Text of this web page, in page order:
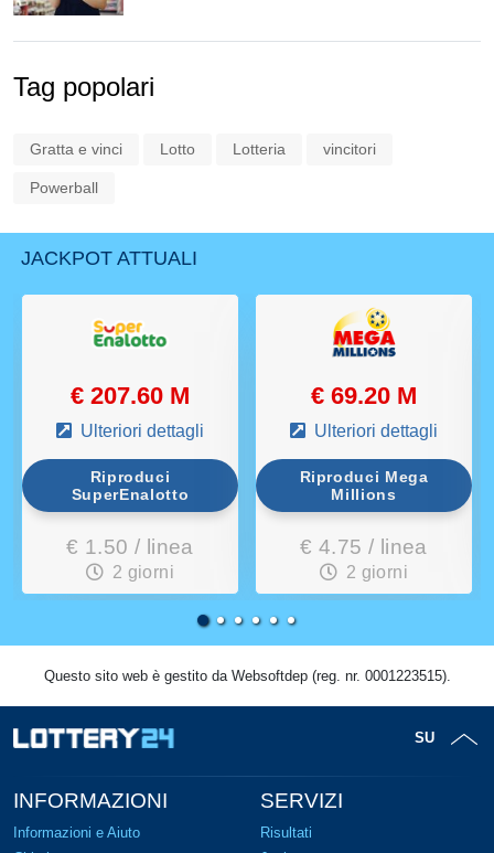
Tag popolari
Gratta e vinci Lotto Lotteria vincitori
Powerball
JACKPOT ATTUALI
€ 207.60 M
Ulteriori dettagli
Riproduci
SuperEnalotto
€ 1.50 / linea
2 giorni
€ 69.20 M
Ulteriori dettagli
Riproduci Mega
Millions
€ 4.75 / linea
2 giorni
Questo sito web è gestito da Websoftdep (reg. nr. 0001223515).
SU
INFORMAZIONI
Informazioni e Aiuto
SERVIZI
Risultati